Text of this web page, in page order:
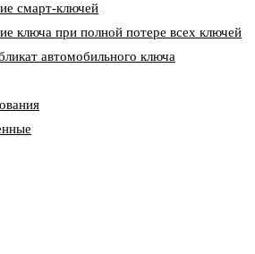
смарт-ключей
ключа при полной потере всех ключей
автомобильного ключа